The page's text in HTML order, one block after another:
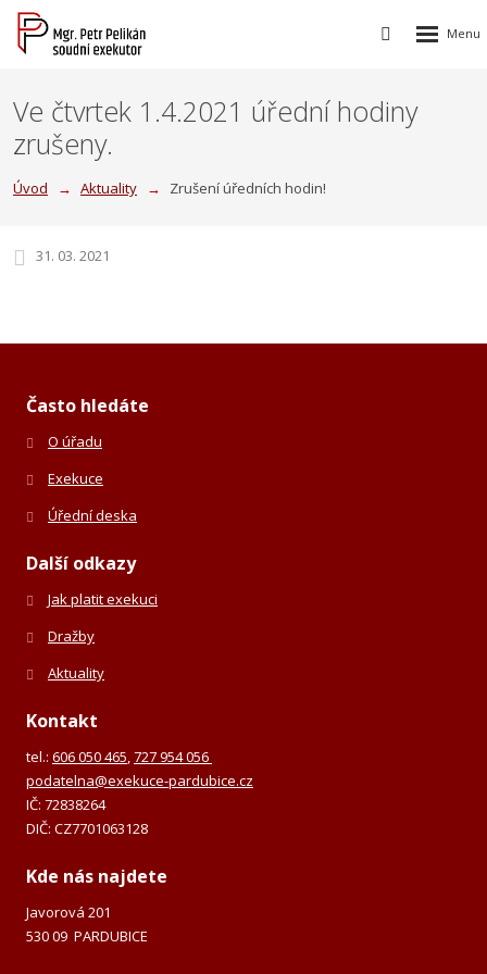
Vyhledávání
Rozbalení
Ve čtvrtek 1.4.2021 úřední hodiny
zrušeny.
Úvod Aktuality Zrušení úředních hodin!
31. 03. 2021
Často hledáte
O úřadu
Exekuce
Úřední deska
Další odkazy
Jak platit exekuci
Dražby
Aktuality
Kontakt
tel.: 606 050 465,727 954 056
podatelna@exekuce-pardubice.cz
IČ: 72838264
DIČ: CZ7701063128
Kde nás najdete
Javorová 201
530 09 PARDUBICE